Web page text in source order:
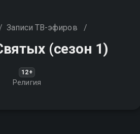
Записи ТВ-эфиров /
(сезон 1)
12+
Религия